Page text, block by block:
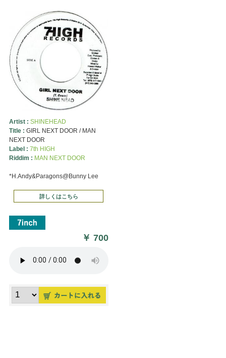
Artist : SHINEHEAD
Title : GIRL NEXT DOOR / MAN
NEXT DOOR
Label : 7th HIGH
Riddim : MAN NEXT DOOR
*H.Andy&Paragons@Bunny Lee
詳しくはこちら
￥700